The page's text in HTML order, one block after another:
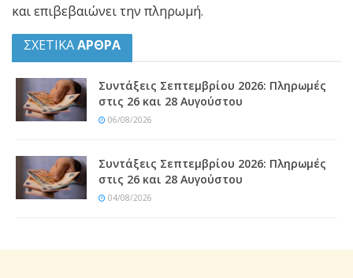
και επιβεβαιώνει την πληρωμή.
ΣΧΕΤΙΚΑΑΡΘΡΑ
Συντάξεις Σεπτεμβρίου 2026: Πληρωμές
στις 26 και 28 Αυγούστου
06/08/2026
Συντάξεις Σεπτεμβρίου 2026: Πληρωμές
στις 26 και 28 Αυγούστου
04/08/2026